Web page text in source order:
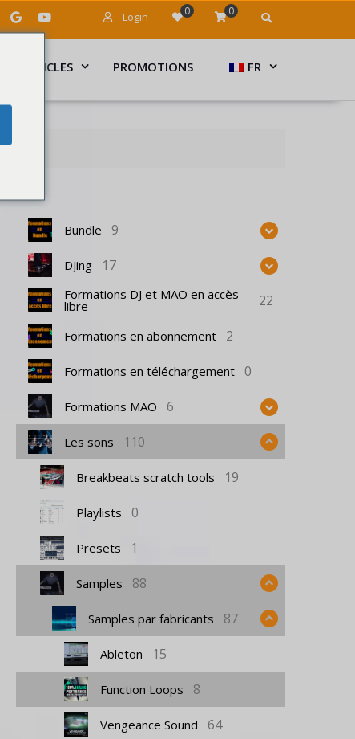
Login 0 0
ARTICLES PROMOTIONS FR
Bundle 9
DJing 17
Formations DJ et MAO en accès
libre 22
Formations en abonnement 2
Formations en téléchargement 0
Formations MAO 6
Les sons 110
Breakbeats scratch tools 19
Playlists 0
Presets 1
Samples 88
Samples par fabricants 87
Ableton 15
Function Loops 8
Vengeance Sound 64